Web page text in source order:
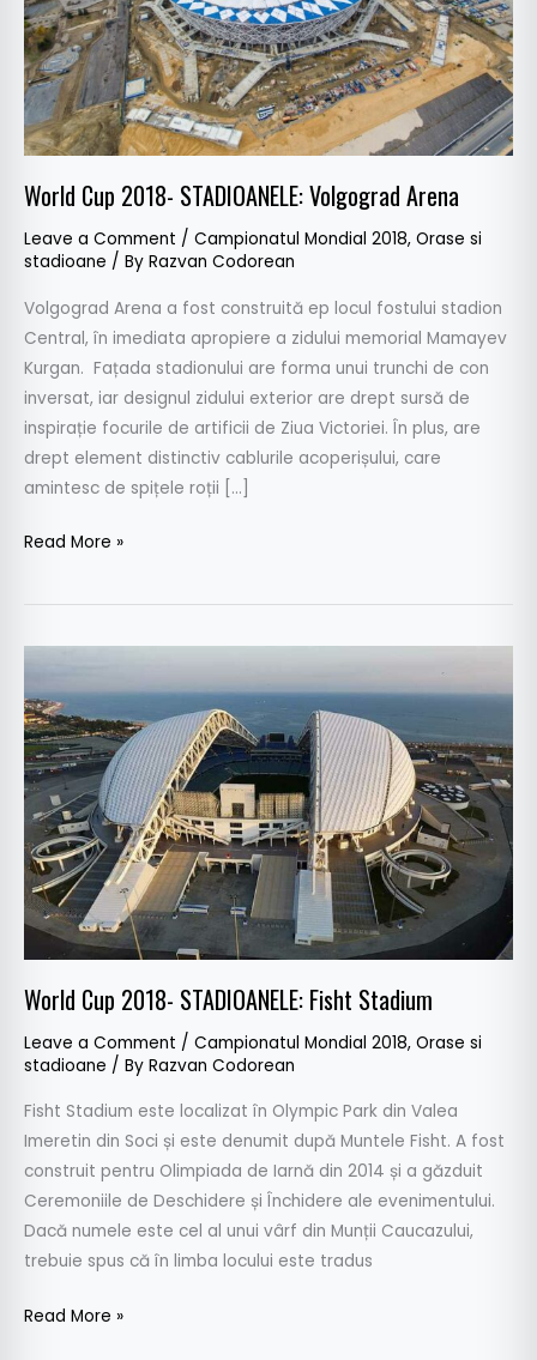
World Cup 2018- STADIOANELE: Volgograd Arena
Leave a Comment / Campionatul Mondial 2018, Orase si
stadioane / By Razvan Codorean
Volgograd Arena a fost construită ep locul fostului stadion
Central, în imediata apropiere a zidului memorial Mamayev
Kurgan. Fațada stadionului are forma unui trunchi de con
inversat, iar designul zidului exterior are drept sursă de
inspirație focurile de artificii de Ziua Victoriei. În plus, are
drept element distinctiv cablurile acoperișului, care
amintesc de spițele roții […]
Read More »
World Cup 2018- STADIOANELE: Fisht Stadium
Leave a Comment / Campionatul Mondial 2018, Orase si
stadioane / By Razvan Codorean
Fisht Stadium este localizat în Olympic Park din Valea
Imeretin din Soci și este denumit după Muntele Fisht. A fost
construit pentru Olimpiada de Iarnă din 2014 și a găzduit
Ceremoniile de Deschidere și Închidere ale evenimentului.
Dacă numele este cel al unui vârf din Munții Caucazului,
trebuie spus că în limba locului este tradus
Cup
2018-
STADIOANELE:
Fisht
Stadium
Read More »